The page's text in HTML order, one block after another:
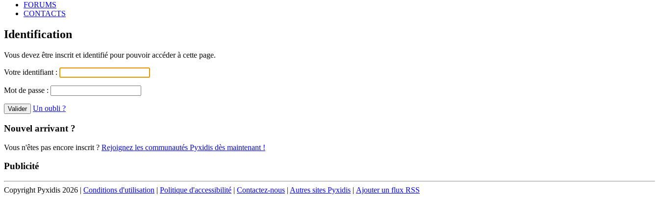
FORUMS
CONTACTS
Identification
Vous devez être inscrit et identifié pour pouvoir accéder à cette page.
Votre identifiant :
Mot de passe :
Un oubli ?
Nouvel arrivant ?
Vous n'êtes pas encore inscrit ? Rejoignez les communautés Pyxidis dès maintenant !
Publicité
Copyright Pyxidis 2026 | Conditions d'utilisation | Politique d'accessibilité | Contactez-nous | Autres sites Pyxidis | Ajouter un flux RSS